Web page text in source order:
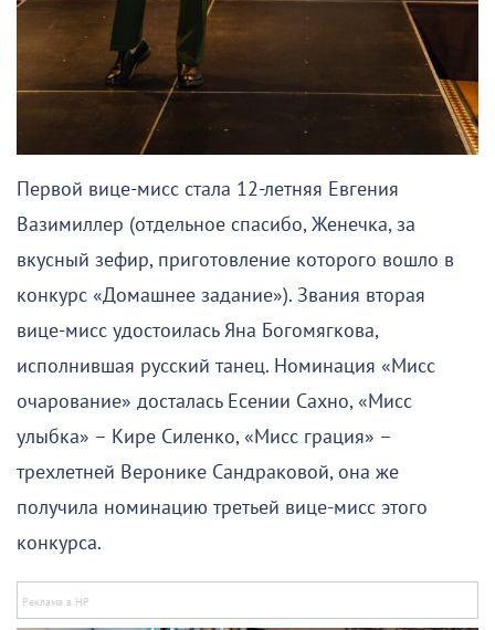
Первой вице-мисс стала 12-летняя Евгения
Вазимиллер (отдельное спасибо, Женечка, за
вкусный зефир, приготовление которого вошло в
конкурс «Домашнее задание»). Звания вторая
вице-мисс удостоилась Яна Богомягкова,
исполнившая русский танец. Номинация «Мисс
очарование» досталась Есении Сахно, «Мисс
улыбка» – Кире Силенко, «Мисс грация» –
трехлетней Веронике Сандраковой, она же
получила номинацию третьей вице-мисс этого
конкурса.